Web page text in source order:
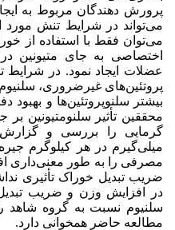
پرورش دهندگان مربوط به
می‌تواند در شرایط تنش مورد
می‌توان فقط با استفاده از
اختصاصی به جای متیونین در
عضلات ایجاد نمود. در شرایط
پروتئین‌های غیرضروری، سلنیوم
محققین تأثیر سلنومتیونین
میلی‌گیرم در هر کیلوگرم
مصرفی را به طور معنی‌داری
مطالعه حاضر همخوانی دارد.